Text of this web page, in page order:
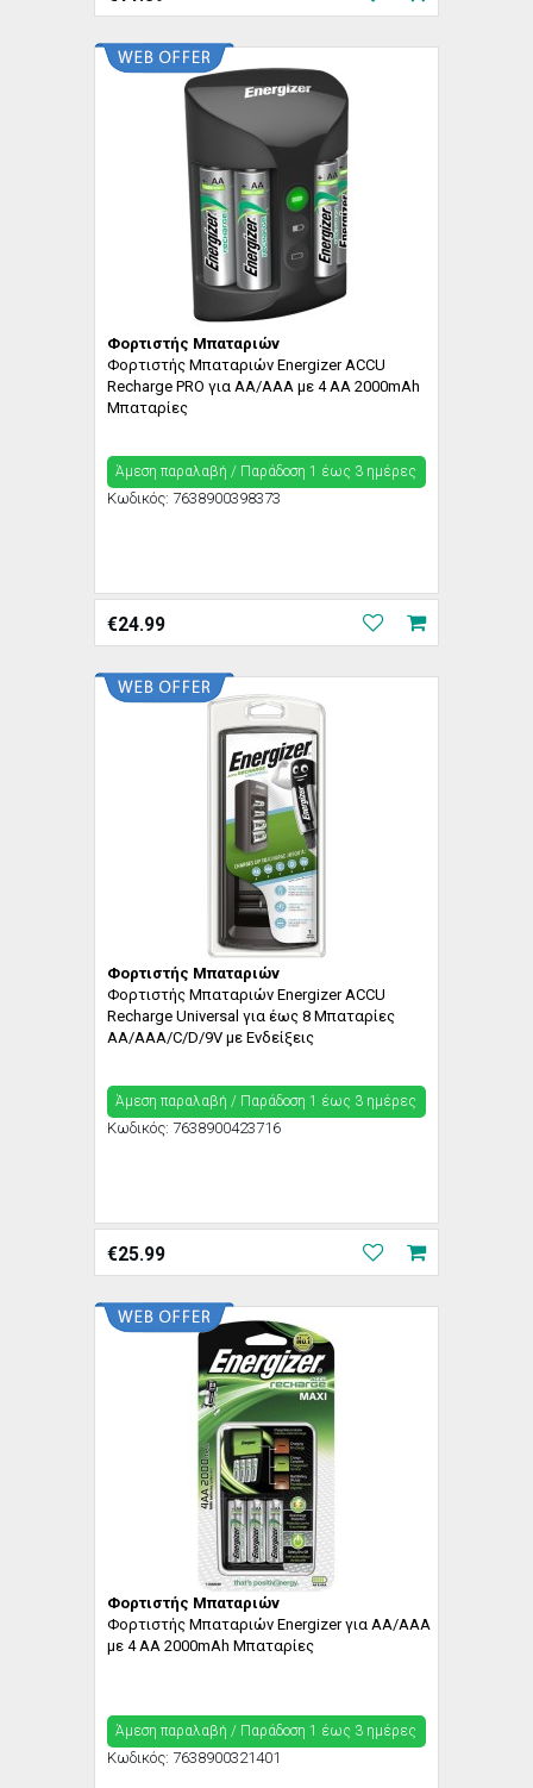
Φορτιστής Μπαταριών
Φορτιστής Μπαταριών Energizer ACCU
Recharge PRO για AA/AAA με 4 ΑΑ 2000mAh
Μπαταρίες
Άμεση παραλαβή / Παράδoση 1 έως 3 ημέρες
Κωδικός: 7638900398373
€24.99
Φορτιστής Μπαταριών
Φορτιστής Μπαταριών Energizer ACCU
Recharge Universal για έως 8 Μπαταρίες
AA/AAA/C/D/9V με Ενδείξεις
Άμεση παραλαβή / Παράδoση 1 έως 3 ημέρες
Κωδικός: 7638900423716
€25.99
Φορτιστής Μπαταριών
Φορτιστής Μπαταριών Energizer για AA/AAA
με 4 ΑΑ 2000mAh Μπαταρίες
Άμεση παραλαβή / Παράδoση 1 έως 3 ημέρες
Κωδικός: 7638900321401